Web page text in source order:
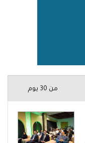
من 30 يوم